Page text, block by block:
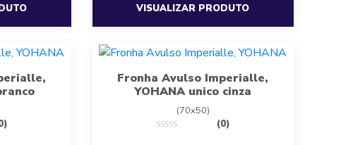
VISUALIZAR PRODUTO
Fronha Avulso Imperialle,
YOHANA unico cinza
(70x50)
(0)